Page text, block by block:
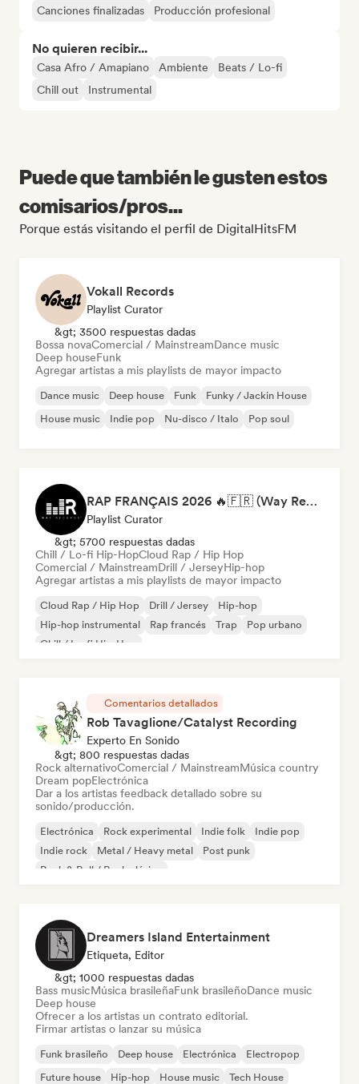
Canciones finalizadas Producción profesional
No quieren recibir...
Casa Afro / Amapiano Ambiente
Beats / Lo-fi
Chill out
Instrumental
Puede que también le gusten estos
comisarios/pros...
Porque estás visitando el perfil de DigitalHitsFM
Vokall Records
Playlist Curator
&gt; 3500 respuestas dadas
Bossa novaComercial / MainstreamDance music
Deep houseFunk
Agregar artistas a mis playlists de mayor impacto
Dance music Deep house Funk
Funky / Jackin House
House music
Indie pop Nu-disco / Italo Pop soul
RAP FRANÇAIS 2026 🔥🇫🇷 (Way Records)
Playlist Curator
&gt; 5700 respuestas dadas
Chill / Lo-fi Hip-HopCloud Rap / Hip Hop
Comercial / MainstreamDrill / JerseyHip-hop
Agregar artistas a mis playlists de mayor impacto
Cloud Rap / Hip Hop Drill / Jersey
Hip-hop
Hip-hop instrumental
Rap francés Trap
Pop urbano
Chill / Lo-fi Hip-Hop
Comentarios detallados
Rob Tavaglione/Catalyst Recording
Experto En Sonido
&gt; 800 respuestas dadas
Rock alternativoComercial / MainstreamMúsica country
Dream popElectrónica
Dar a los artistas feedback detallado sobre su
sonido/producción.
Electrónica Rock experimental Indie folk
Indie pop
Indie rock
Metal / Heavy metal
Post punk
Rock & Roll / Rock clásico
Dreamers Island Entertainment
Etiqueta, Editor
&gt; 1000 respuestas dadas
Bass musicMúsica brasileñaFunk brasileñoDance music
Deep house
Ofrecer a los artistas un contrato editorial.
Firmar artistas o lanzar su música
Funk brasileño Deep house Electrónica
Electropop
Future house
Hip-hop House music Tech House